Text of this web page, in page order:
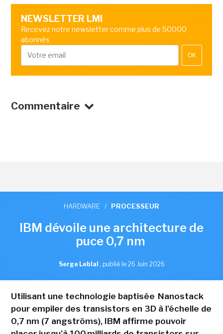
NEWSLETTER LMI
Recevez notre newsletter comme plus de 50000
abonnés
OK
Commentaire
HARDWARE / PROCESSEUR
IBM dévoile une architecture de
puce 0,7 nm
Serge Leblal , publié le 26 Juin 2026
Utilisant une technologie baptisée Nanostack
pour empiler des transistors en 3D à l'échelle de
0,7 nm (7 angströms), IBM affirme pouvoir